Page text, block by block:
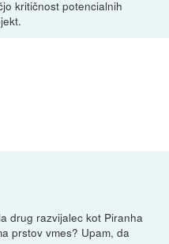
kritičnost potencialnih
drug razvijalec kot Piranha
prstov vmes? Upam, da